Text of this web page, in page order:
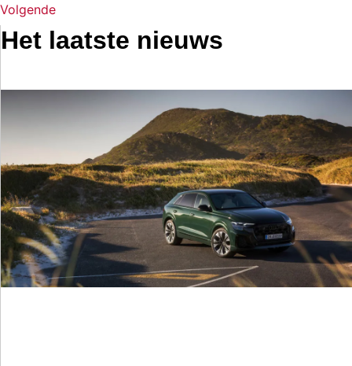
Volgende
Het laatste nieuws